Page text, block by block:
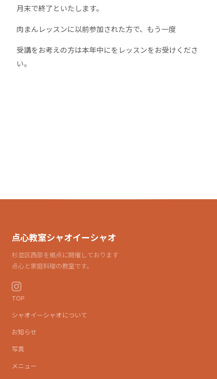
月末で終了といたします。
肉まんレッスンに以前参加された方で、もう一度
受講をお考えの方は本年中にをレッスンをお受けくださ
い。
点心教室シャオイーシャオ
杉並区西部を拠点に開催しております
点心と家庭料理の教室です。
TOP
シャオイーシャオについて
お知らせ
写真
メニュー